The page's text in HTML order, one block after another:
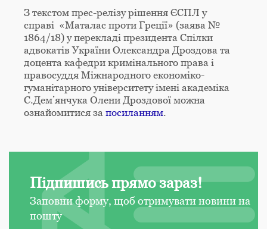
З текстом прес-релізу рішення ЄСПЛ у
справі «Маталас проти Греції» (заява №
1864/18) у перекладі президента Спілки
адвокатів України Олександра Дроздова та
доцента кафедри кримінального права і
правосуддя Міжнародного економіко-
гуманітарного університету імені академіка
С.Дем’янчука Олени Дроздової можна
ознайомитися за посиланням.
Підпишись прямо зараз!
Заповни форму, щоб отримувати новини на
пошту